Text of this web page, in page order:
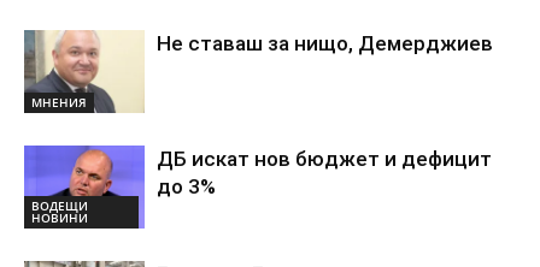
МНЕНИЯ
Не ставаш за нищо, Демерджиев
ВОДЕЩИ
НОВИНИ
ДБ искат нов бюджет и дефицит
до 3%